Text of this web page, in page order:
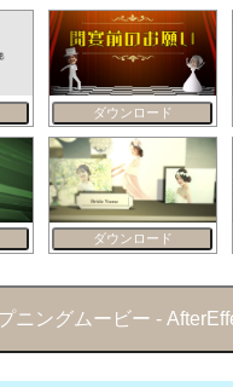
ダウンロード
ダウンロード
ニングムービー -